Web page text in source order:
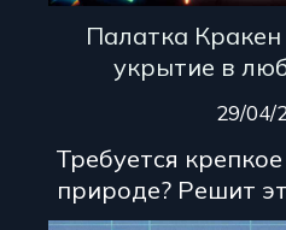
Палатка
укрытие в
29/04/
Требуется
природе? Решит